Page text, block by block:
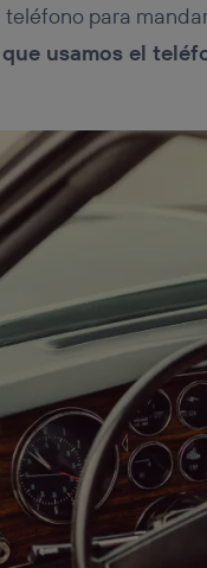
para
usamos el